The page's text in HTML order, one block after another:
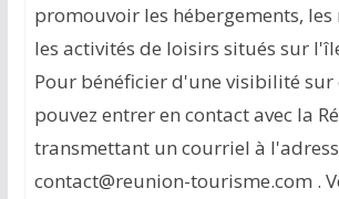
promouvoir les hébergements,
les activités de loisirs situés sur
Pour bénéficier d'une visibilité sur
pouvez entrer en contact avec la
transmettant un courriel à
contact@reunion-tourisme.com .